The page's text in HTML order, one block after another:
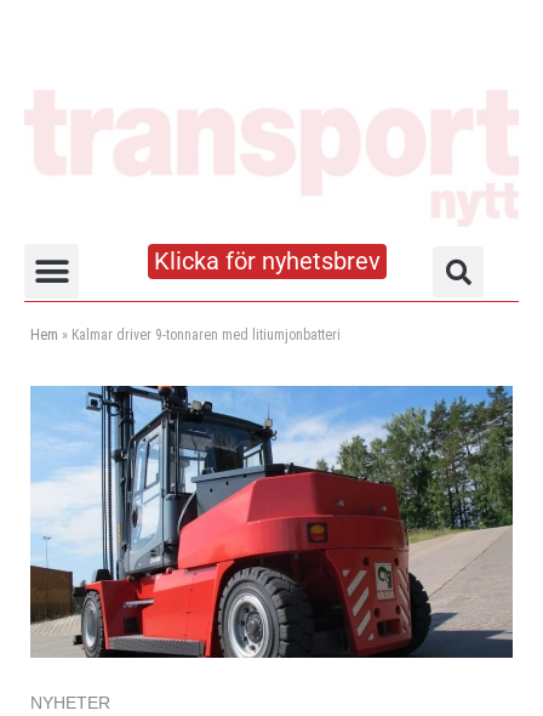
Klicka för nyhetsbrev
Hem » Kalmar driver 9-tonnaren med litiumjonbatteri
NYHETER